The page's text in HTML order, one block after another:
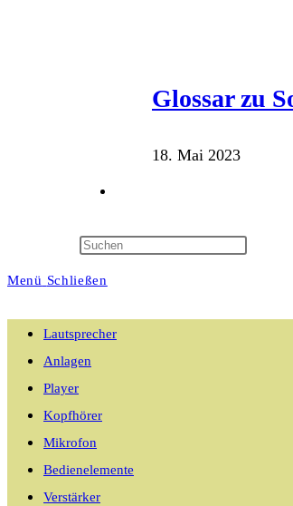
Glossar zu
18. Mai 2023
Suche
Menü Schließen
Lautsprecher
Anlagen
Player
Kopfhörer
Mikrofon
Bedienelemente
Verstärker